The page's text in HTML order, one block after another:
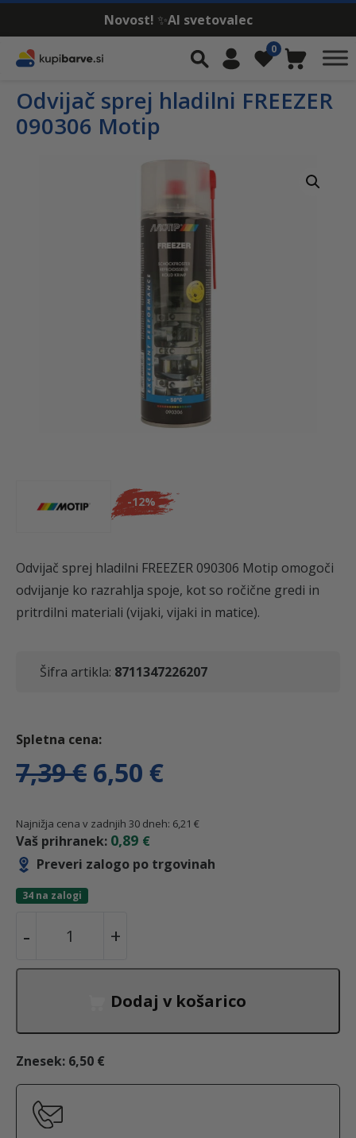
Novost! ✨AI svetovalec
Skip to content
IskalnikMoj račun
Seznam želja
0
Košarica
Odvijač sprej hladilni FREEZER
090306 Motip
-12%
Odvijač sprej hladilni FREEZER 090306 Motip omogoči
odvijanje ko razrahlja spoje, kot so ročične gredi in
pritrdilni materiali (vijaki, vijaki in matice).
Šifra artikla: 8711347226207
7,39€ I
z
v
a
c
6,50 €T
r
e
t
n
a
Najnižja cena v zadnjih 30 dneh: 6,21 €
Vaš prihranek: 0,89 €
Preveri zalogo po trgovinah
34 na zalogi
-
v
a
č
+
Dodaj v košarico
Znesek: 6,50 €